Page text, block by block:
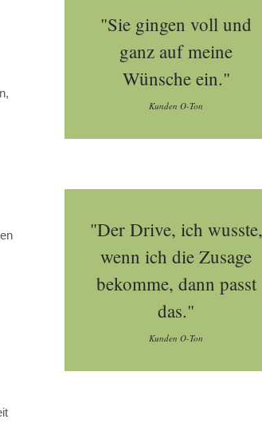
"Sie gingen voll und
ganz auf meine
Wünsche ein."
Kunden O-Ton
"Der Drive, ich wusste,
wenn ich die Zusage
bekomme, dann passt
das."
Kunden O-Ton